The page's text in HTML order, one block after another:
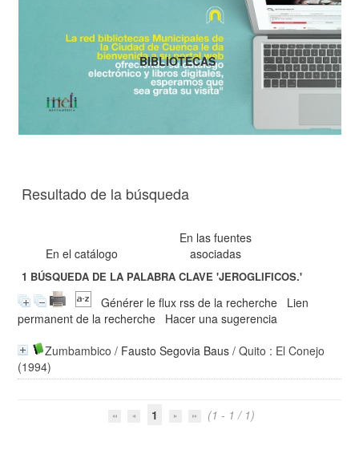
Resultado de la búsqueda
En el catálogo
En las fuentes
asociadas
1 BÚSQUEDA DE LA PALABRA CLAVE'JEROGLIFICOS.'
Générer le flux rss de la recherche
Lien
permanent de la recherche
Hacer una sugerencia
Zumbambico / Fausto Segovia Baus / Quito : El Conejo
(1994)
1 (1 - 1 / 1)
BIBLIOTECAS